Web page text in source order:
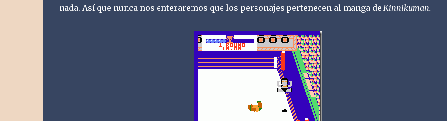
nada. Así que nunca nos enteraremos que los personajes pertenecen al manga de Kinnikuman.